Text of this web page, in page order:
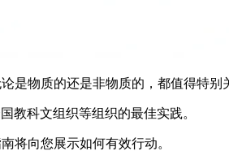
是物质的还是非物质的，都值得特别
教科文组织等组织的最佳实践。
将向您展示如何有效行动。